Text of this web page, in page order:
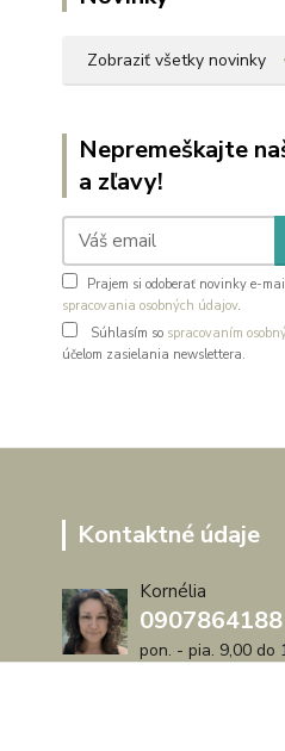
Zobraziť všetky novinky
Nepremeškajte
a zľavy!
Prajem si odoberať novinky e-
spracovania osobných údajov.
Súhlasím so spracovaním
účelom zasielania newslettera.
Kontaktné údaje
Kornélia
0907864188
pon. - pia. 9,00 do